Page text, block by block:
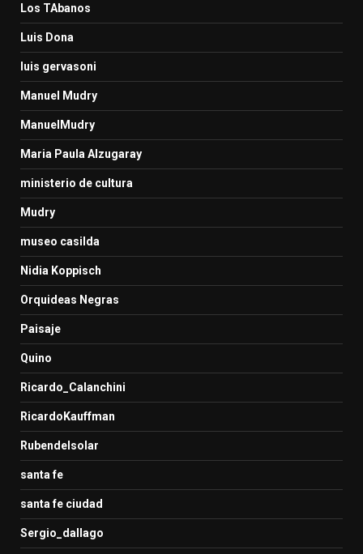
Los TAbanos
Luis Dona
luis gervasoni
Manuel Mudry
ManuelMudry
Maria Paula Alzugaray
ministerio de cultura
Mudry
museo casilda
Nidia Koppisch
Orquideas Negras
Paisaje
Quino
Ricardo_Calanchini
RicardoKauffman
Rubendelsolar
santa fe
santa fe ciudad
Sergio_dallago